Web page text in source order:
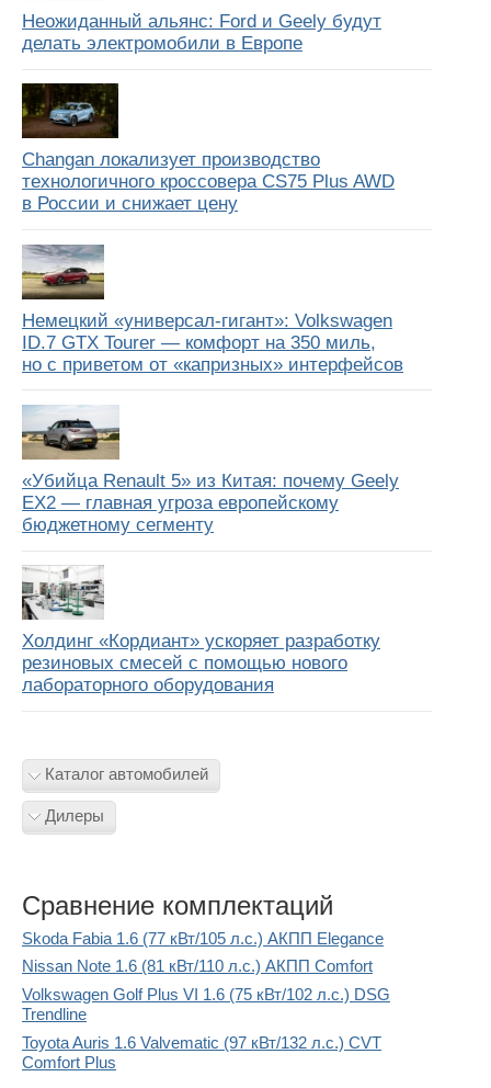
Неожиданный альянс: Ford и Geely будут
делать электромобили в Европе
Changan локализует производство
технологичного кроссовера CS75 Plus AWD
в России и снижает цену
Немецкий «универсал-гигант»: Volkswagen
ID.7 GTX Tourer — комфорт на 350 миль,
но с приветом от «капризных» интерфейсов
«Убийца Renault 5» из Китая: почему Geely
EX2 — главная угроза европейскому
бюджетному сегменту
Холдинг «Кордиант» ускоряет разработку
резиновых смесей с помощью нового
лабораторного оборудования
Каталог автомобилей
Дилеры
Сравнение комплектаций
Skoda Fabia 1.6 (77 кВт/105 л.с.) АКПП Elegance
Nissan Note 1.6 (81 кВт/110 л.с.) АКПП Comfort
Volkswagen Golf Plus VI 1.6 (75 кВт/102 л.с.) DSG
Trendline
Toyota Auris 1.6 Valvematic (97 кВт/132 л.с.) CVT
Comfort Plus